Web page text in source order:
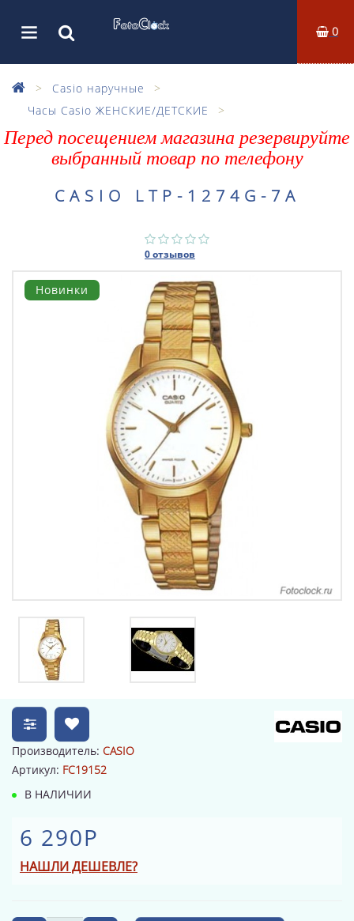
0
Casio наручные
Часы Casio ЖЕНСКИЕ/ДЕТСКИЕ
Перед посещением магазина резервируйте
выбранный товар по телефону
CASIO LTP-1274G-7A
0 отзывов
Новинки
Производитель: CASIO
Артикул: FC19152
В НАЛИЧИИ
6 290Р
НАШЛИ ДЕШЕВЛЕ?